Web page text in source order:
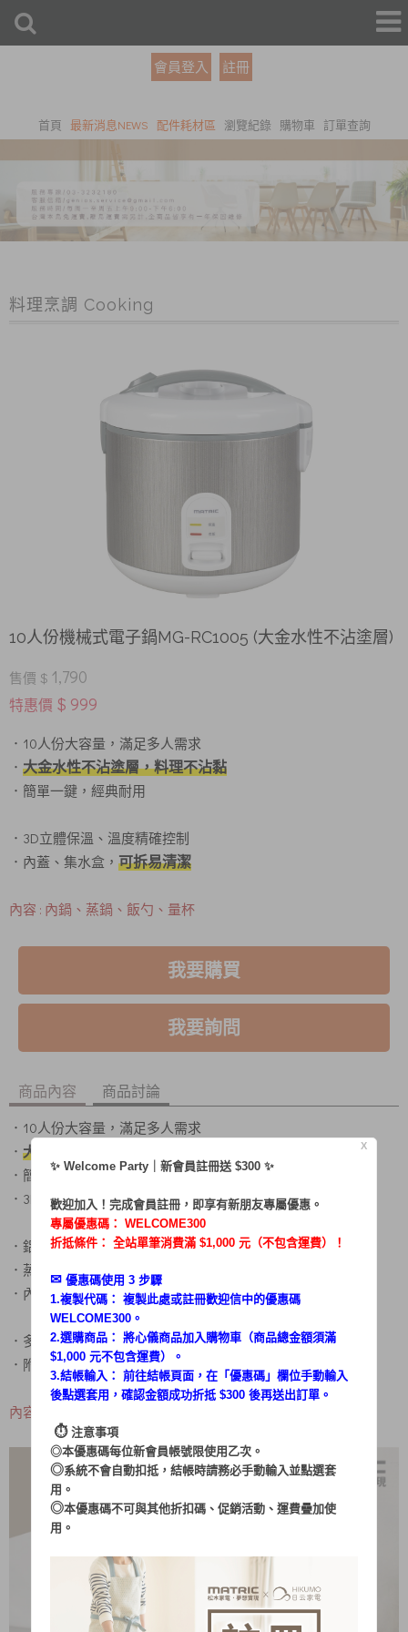
會員登入 註冊
首頁 最新消息NEWS 配件耗材區 瀏覽紀錄 購物車 訂單查詢
料理烹調 Cooking
10人份機械式電子鍋MG-RC1005 (大金水性不沾塗層)
售價 $ 1,790
特惠價 $ 999
．10人份大容量，滿足多人需求
． 大金水性不沾塗層，料理不沾黏
．簡單一鍵，經典耐用
．3D立體保溫、溫度精確控制
．內蓋、集水盒， 可拆易清潔
內容 : 內鍋、蒸鍋、飯勺、量杯
我要購買
我要詢問
商品內容 商品討論
．10人份大容量，滿足多人需求
． 大金水性不沾塗層，料理不沾黏
．簡單一鍵，經典耐用
．3D立體保溫、溫度精確控制
．鋁合金內鍋，不易變形導熱更快速
．蒸氣排氣閥、壓力完美釋放
．內蓋、集水盒， 可拆易清潔
．多重安全保護裝置
．附蒸盤，輕鬆同步做出好料理
內容 : 內鍋、蒸鍋、飯勺、量杯
X
✨ Welcome Party｜新會員註冊送 $300 ✨
歡迎加入！完成會員註冊，即享有新朋友專屬優惠。
專屬優惠碼： WELCOME300
折抵條件： 全站單筆消費滿 $1,000 元（不包含運費）！
✉︎ 優惠碼使用 3 步驟
1.複製代碼： 複製此處或註冊歡迎信中的優惠碼
WELCOME300。
2.選購商品： 將心儀商品加入購物車（商品總金額須滿
$1,000 元不包含運費）。
3.結帳輸入： 前往結帳頁面，在「 優惠碼 」欄位手動輸入
後點選套用，確認金額成功折抵 $300 後再送出訂單。
⏱︎ 注意事項
◎本優惠碼每位新會員帳號限使用乙次。
◎系統不會自動扣抵，結帳時請務必手動輸入並點選套
用。
◎本優惠碼不可與其他折扣碼、促銷活動、運費疊加使
用。